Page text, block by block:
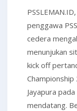
penggawa
cedera
menunjukan
kick off
Jayapura
mendatang.